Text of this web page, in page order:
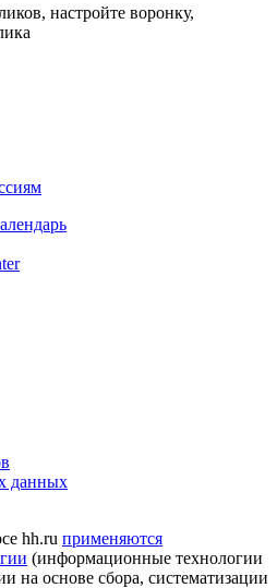
настройте воронку,
данных
hh.ru применяются
(информационные технологии
на основе сбора, систематизации